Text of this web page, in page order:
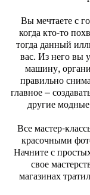
Вы мечтаете с
когда кто-то
тогда данный
вас. Из него вы
машину,
правильно
главное –
другие
Все мастер-
красочными
Начните с
свое
магазинах